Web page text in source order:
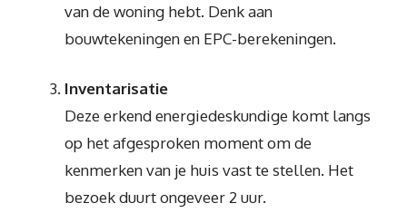
van de woning hebt. Denk aan
bouwtekeningen en EPC-berekeningen.
Inventarisatie
Deze erkend energiedeskundige komt langs
op het afgesproken moment om de
kenmerken van je huis vast te stellen. Het
bezoek duurt ongeveer 2 uur.